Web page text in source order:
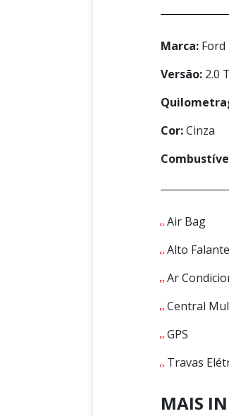
Marca: Ford
Versão: 2.0
Cor:Cinza
Air Bag
Alto Falante
Ar
Central
GPS
Travas
MAIS